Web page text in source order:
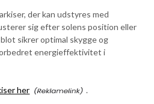
der kan udstyres med
sig efter solens position eller
sikrer optimal skygge og
energieffektivitet i
her .